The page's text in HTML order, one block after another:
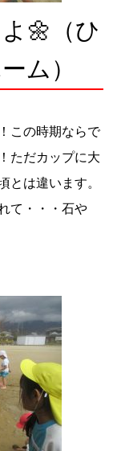
🌼（ひ
ム）
この時期ならで
ただカップに大
とは違います。
て・・・石や